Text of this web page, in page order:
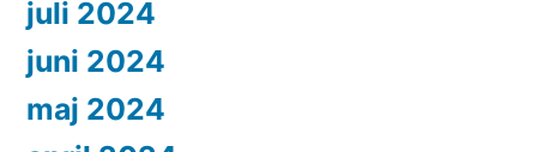
juli 2024
juni 2024
maj 2024